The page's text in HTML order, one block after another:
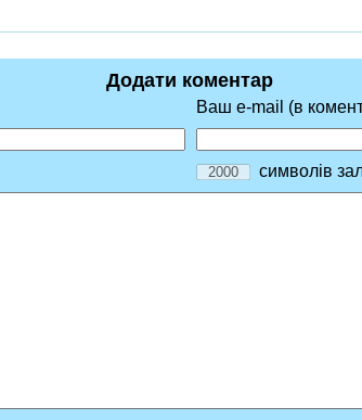
Додати коментар
Ваш e-mail (в
символів